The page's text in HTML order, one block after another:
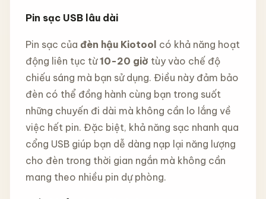
Pin sạc USB lâu dài
Pin sạc của đèn hậu Kiotool có khả năng hoạt
động liên tục từ10-20 giờ tùy vào chế độ
chiếu sáng mà bạn sử dụng. Điều này đảm bảo
đèn có thể đồng hành cùng bạn trong suốt
những chuyến đi dài mà không cần lo lắng về
việc hết pin. Đặc biệt, khả năng sạc nhanh qua
cổng USB giúp bạn dễ dàng nạp lại năng lượng
cho đèn trong thời gian ngắn mà không cần
mang theo nhiều pin dự phòng.